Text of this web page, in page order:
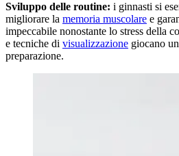
Sviluppo delle routine: i ginnasti si
migliorare la memoria muscolare e
impeccabile nonostante lo stress della
e tecniche di visualizzazione giocano
preparazione.